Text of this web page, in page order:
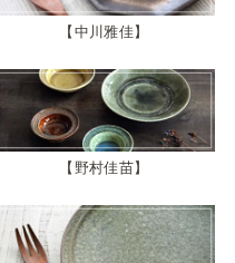
中川雅佳
野村佳苗